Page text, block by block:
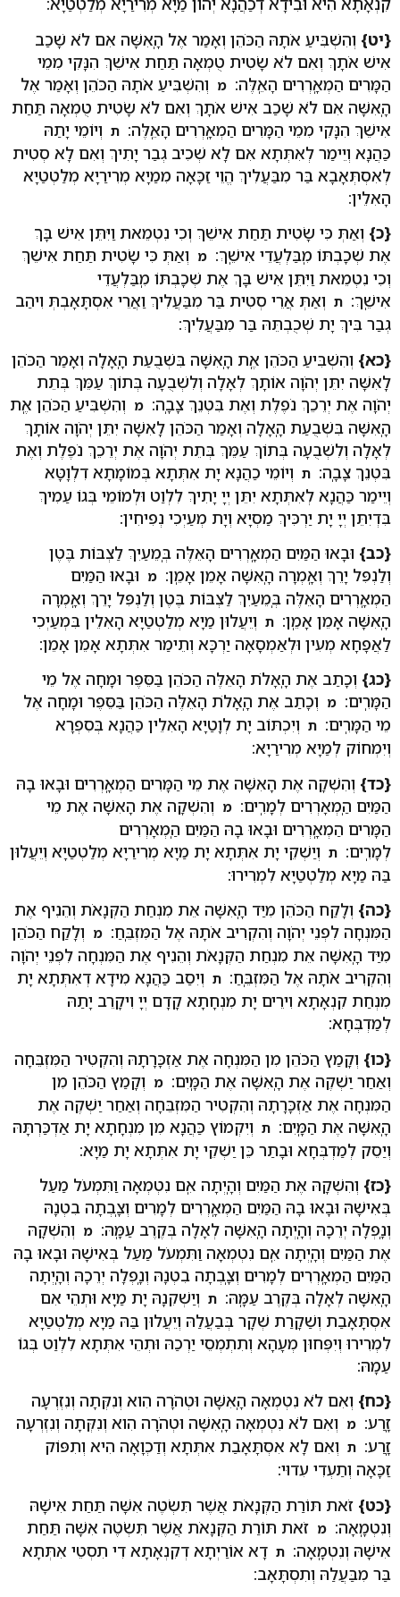
{יט} וְהִשְׁבִּיעַ אֹתָהּ הַכֹּהֵן וְאָמַר אֶל הָֽאִשָּׁה אִם לֹא שָׁכַב
אִישׁ אֹתָךְ וְאִם לֹא שָׂטִית טֻמְאָה תַּחַת אִישֵׁךְ הִנָּקִי מִמֵי
הַמָּרִים הַמְאָֽרְרִים הָאֵֽלֶּה: מ וְהִשְׁבִּיעַ אֹתָהּ הַכֹּהֵן וְאָמַר אֶל
הָֽאִשָּׁה אִם לֹא שָׁכַב אִישׁ אֹתָךְ וְאִם לֹא שָׂטִית טֻמְאָה תַּחַת
אִישֵׁךְ הִנָּקִי מִמֵי הַמָּרִים הַמְאָֽרְרִים הָאֵֽלֶּה: ת וְיוֹמֵי יָתַהּ
כַּהֲנָא וְיֵימַר לְאִתְּתָא אִם לָא שְׁכִיב גְבַר יָתִיךְ וְאִם לָא סְטִית
לְאִסְתְּאָבָא בַּר מִבַּעֲלִיךְ הֱוֵי זַכָּאָה מִמַיָא מְרִירַיָא מְלַטְטַיָא
הָאִלֵין:
{כ} וְאַתְּ כִּי שָׂטִית תַּחַת אִישֵׁךְ וְכִי נִטְמֵאת וַיִּתֵּן אִישׁ בָּךְ
אֶת שְׁכָבְתּוֹ מִֽבַּלְעֲדֵי אִישֵֽׁךְ: מ וְאַתְּ כִּי שָׂטִית תַּחַת אִישֵׁךְ
וְכִי נִטְמֵאת וַיִּתֵּן אִישׁ בָּךְ אֶת שְׁכָבְתּוֹ מִֽבַּלְעֲדֵי
אִישֵֽׁךְ: ת וְאַתְּ אֲרֵי סְטִית בַּר מִבַּעֲלִיךְ וַאֲרֵי אִסְתָּאָבְתְּ וִיהַב
גְבַר בִּיךְ יָת שְׁכֻבְתֵּהּ בַּר מִבַּעֲלִיךְ:
{כא} וְהִשְׁבִּיעַ הַכֹּהֵן אֶֽת הָֽאִשָּׁה בִּשְׁבֻעַת הָֽאָלָה וְאָמַר הַכֹּהֵן
לָֽאִשָּׁה יִתֵּן יְהֹוָה אוֹתָךְ לְאָלָה וְלִשְׁבֻעָה בְּתוֹךְ עַמֵּךְ בְּתֵת
יְהֹוָה אֶת יְרֵכֵךְ נֹפֶלֶת וְאֶת בִּטְנֵךְ צָבָֽה: מ וְהִשְׁבִּיעַ הַכֹּהֵן אֶֽת
הָֽאִשָּׁה בִּשְׁבֻעַת הָֽאָלָה וְאָמַר הַכֹּהֵן לָֽאִשָּׁה יִתֵּן יְהֹוָה אוֹתָךְ
לְאָלָה וְלִשְׁבֻעָה בְּתוֹךְ עַמֵּךְ בְּתֵת יְהֹוָה אֶת יְרֵכֵךְ נֹפֶלֶת וְאֶת
בִּטְנֵךְ צָבָֽה: ת וְיוֹמֵי כַהֲנָא יָת אִתְּתָא בְּמוֹמָתָא דִלְוָטָּא
וְיֵימַר כַּהֲנָא לְאִתְּתָא יִתֵּן יְיָ יָתִיךְ לִלְוַט וּלְמוֹמֵי בְּגוֹ עַמִיךְ
בִּדְיִתֵּן יְיָ יָת יַרְכִּיךְ מַסְיָא וְיָת מְעַיְכִי נְפִיחִין:
{כב} וּבָאוּ הַמַּיִם הַמְאָֽרְרִים הָאֵלֶּה בְּֽמֵעַיִךְ לַצְבּוֹת בֶּטֶן
וְלַנְפִּל יָרֵךְ וְאָֽמְרָה הָֽאִשָּׁה אָמֵן אָמֵֽן: מ וּבָאוּ הַמַּיִם
הַמְאָֽרְרִים הָאֵלֶּה בְּֽמֵעַיִךְ לַצְבּוֹת בֶּטֶן וְלַנְפִּל יָרֵךְ וְאָֽמְרָה
הָֽאִשָּׁה אָמֵן אָמֵֽן: ת וְיֵעֲלוּן מַיָא מְלַטְטַיָא הָאִלֵין בִּמְעַיְכִי
לַאֲפָחָא מְעִין וּלְאַמְסָאָה יַרְכָּא וְתֵימַר אִתְּתָא אָמֵן אָמֵן:
{כג} וְכָתַב אֶת הָֽאָלֹת הָאֵלֶּה הַכֹּהֵן בַּסֵּפֶר וּמָחָה אֶל מֵי
הַמָּרִֽים: מ וְכָתַב אֶת הָֽאָלֹת הָאֵלֶּה הַכֹּהֵן בַּסֵּפֶר וּמָחָה אֶל
מֵי הַמָּרִֽים: ת וְיִכְתּוֹב יָת לְוָטַיָא הָאִלֵין כַּהֲנָא בְּסִפְרָא
וְיִמְחוֹק לְמַיָא מְרִירַיָא:
{כד} וְהִשְׁקָה אֶת הָאִשָּׁה אֶת מֵי הַמָּרִים הַמְאָֽרְרִים וּבָאוּ בָהּ
הַמַּיִם הַֽמְאָרְרִים לְמָרִֽים: מ וְהִשְׁקָה אֶת הָאִשָּׁה אֶת מֵי
הַמָּרִים הַמְאָֽרְרִים וּבָאוּ בָהּ הַמַּיִם הַֽמְאָרְרִים
לְמָרִֽים: ת וְיַשְׁקֵי יָת אִתְּתָא יָת מַיָא מְרִירַיָא מְלַטְטַיָא וְיֵעֲלוּן
בַּהּ מַיָא מְלַטְטַיָא לִמְרִירוּ:
{כה} וְלָקַח הַכֹּהֵן מִיַּד הָֽאִשָּׁה אֵת מִנְחַת הַקְּנָאֹת וְהֵנִיף אֶת
הַמִּנְחָה לִפְנֵי יְהֹוָה וְהִקְרִיב אֹתָהּ אֶל הַמִּזְבֵּֽחַ: מ וְלָקַח הַכֹּהֵן
מִיַּד הָֽאִשָּׁה אֵת מִנְחַת הַקְּנָאֹת וְהֵנִיף אֶת הַמִּנְחָה לִפְנֵי יְהֹוָה
וְהִקְרִיב אֹתָהּ אֶל הַמִּזְבֵּֽחַ: ת וְיִסַב כַּהֲנָא מִידָא דְאִתְּתָא יָת
מִנְחַת קִנְאָתָא וִירֵים יָת מִנְחָתָא קָדָם יְיָ וִיקָרֵב יָתַהּ
לְמַדְבְּחָא:
{כו} וְקָמַץ הַכֹּהֵן מִן הַמִּנְחָה אֶת אַזְכָּרָתָהּ וְהִקְטִיר הַמִּזְבֵּחָה
וְאַחַר יַשְׁקֶה אֶת הָֽאִשָּׁה אֶת הַמָּֽיִם: מ וְקָמַץ הַכֹּהֵן מִן
הַמִּנְחָה אֶת אַזְכָּרָתָהּ וְהִקְטִיר הַמִּזְבֵּחָה וְאַחַר יַשְׁקֶה אֶת
הָֽאִשָּׁה אֶת הַמָּֽיִם: ת וְיִקְמוֹץ כַּהֲנָא מִן מִנְחָתָא יָת אַדְכַּרְתָּהּ
וְיַסֵק לְמַדְבְּחָא וּבָתַר כֵּן יַשְׁקֵי יָת אִתְּתָא יָת מַיָא:
{כז} וְהִשְׁקָהּ אֶת הַמַּיִם וְהָֽיְתָה אִֽם נִטְמְאָה וַתִּמְעֹל מַעַל
בְּאִישָׁהּ וּבָאוּ בָהּ הַמַּיִם הַמְאָֽרְרִים לְמָרִים וְצָֽבְתָה בִטְנָהּ
וְנָֽפְלָה יְרֵכָהּ וְהָֽיְתָה הָֽאִשָּׁה לְאָלָה בְּקֶרֶב עַמָּֽהּ: מ וְהִשְׁקָהּ
אֶת הַמַּיִם וְהָֽיְתָה אִֽם נִטְמְאָה וַתִּמְעֹל מַעַל בְּאִישָׁהּ וּבָאוּ בָהּ
הַמַּיִם הַמְאָֽרְרִים לְמָרִים וְצָֽבְתָה בִטְנָהּ וְנָֽפְלָה יְרֵכָהּ וְהָֽיְתָה
הָֽאִשָּׁה לְאָלָה בְּקֶרֶב עַמָּֽהּ: ת וְיַשְׁקִנָהּ יָת מַיָא וּתְהֵי אִם
אִסְתָּאָבַת וְשַׁקָרַת שְׁקָר בְּבַעֲלַהּ וְיֵעֲלוּן בַּהּ מַיָא מְלַטְטַיָא
לִמְרִירוּ וְיִפְּחוּן מְעָהָא וְתִתְמְסֵי יַרְכַהּ וּתְהֵי אִתְּתָא לִלְוַט בְּגוֹ
עַמָהּ:
{כח} וְאִם לֹא נִטְמְאָה הָֽאִשָּׁה וּטְהֹרָה הִוא וְנִקְּתָה וְנִזְרְעָה
זָֽרַע: מ וְאִם לֹא נִטְמְאָה הָֽאִשָּׁה וּטְהֹרָה הִוא וְנִקְּתָה וְנִזְרְעָה
זָֽרַע: ת וְאִם לָא אִסְתָּאָבַת אִתְּתָא וְדַכְוָאָה הִיא וְתִפּוֹק
זַכָּאָה וְתַעְדִי עִדוּי:
{כט} זֹאת תּוֹרַת הַקְּנָאֹת אֲשֶׁר תִּשְׂטֶה אִשָּׁה תַּחַת אִישָׁהּ
וְנִטְמָֽאָה: מ זֹאת תּוֹרַת הַקְּנָאֹת אֲשֶׁר תִּשְׂטֶה אִשָּׁה תַּחַת
אִישָׁהּ וְנִטְמָֽאָה: ת דָא אוֹרַיְתָא דְקִנְאָתָא דִי תִסְטֵי אִתְּתָא
בַּר מִבַּעֲלַהּ וְתִסְתָּאָב: